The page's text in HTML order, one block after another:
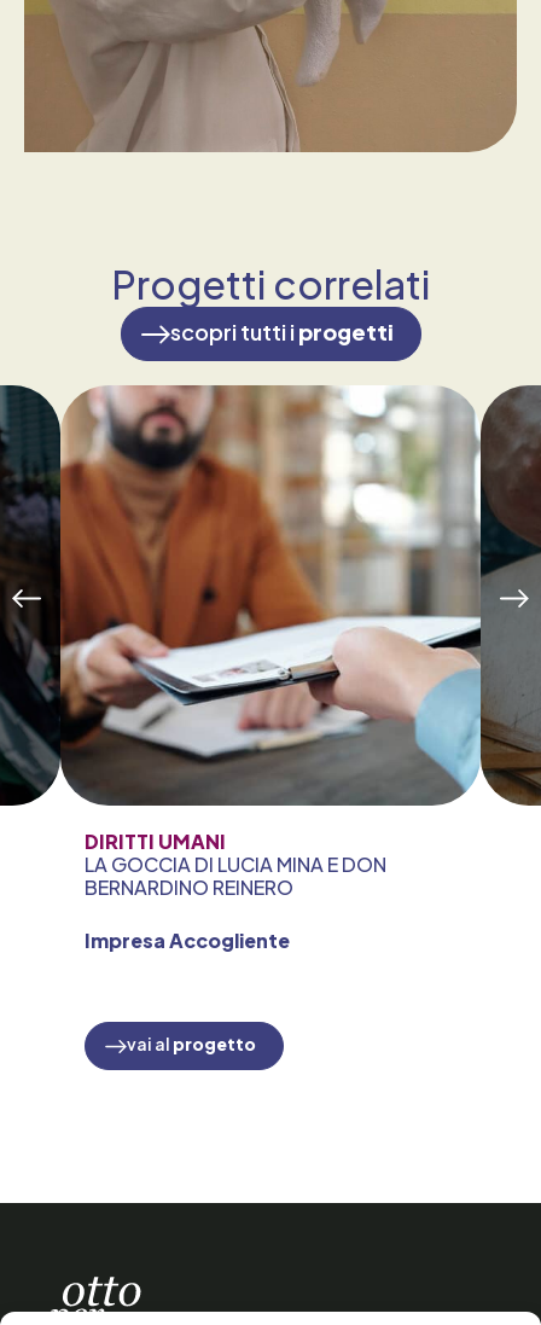
Progetti correlati
scopri tutti i progetti
DIRITTI UMANI
LA GOCCIA DI LUCIA MINA E DON
BERNARDINO REINERO
Impresa Accogliente
vai al progetto